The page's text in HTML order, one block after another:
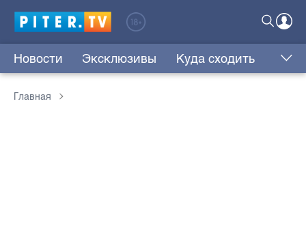
Новости Эксклюзивы Куда сходить
Главная